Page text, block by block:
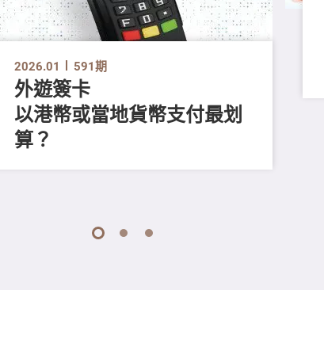
2026.01 591期
外遊簽卡
以港幣或當地貨幣支付最划
算？
1 2 3